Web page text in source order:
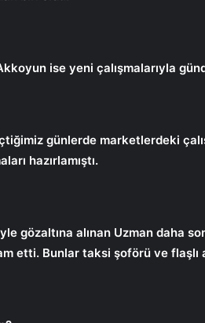
ise yeni çalışmalarıyla
günlerde marketlerdeki
hazırlamıştı.
gözaltına alınan Uzman daha
etti. Bunlar taksi şoförü ve flaşlı